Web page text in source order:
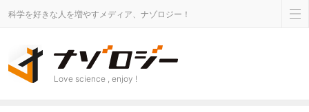
科学を好きな人を増やすメディア、ナゾロジー！
Love science , enjoy !